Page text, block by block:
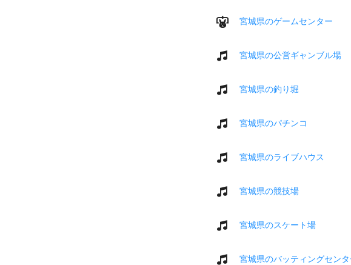
宮城県のゲームセンター
宮城県の公営ギャンブル場
宮城県の釣り堀
宮城県のパチンコ
宮城県のライブハウス
宮城県の競技場
宮城県のスケート場
宮城県のバッティングセン